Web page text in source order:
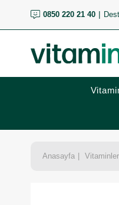
0850 220 21 40
Anasayfa Vitaminler